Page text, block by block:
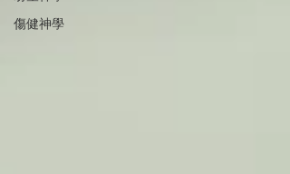
傷健神學